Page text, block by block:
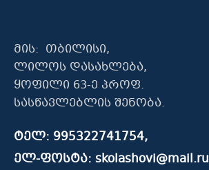
მის: თბილისი,
ლილოს დასახლება,
ყოფილი 63-ე პროფ.
სასწავლებლის შენობა.
ტელ: 995322741754,
ელ-ფოსტა: skolashovi@mail.ru